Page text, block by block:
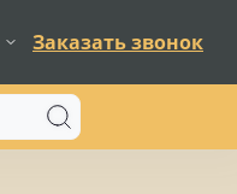
Заказать звонок